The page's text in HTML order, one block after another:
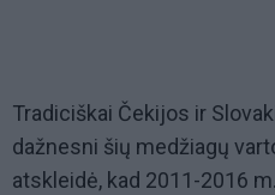
Tradiciškai Čekijos ir
dažnesni šių medžiagų
atskleidė, kad 2011-2016